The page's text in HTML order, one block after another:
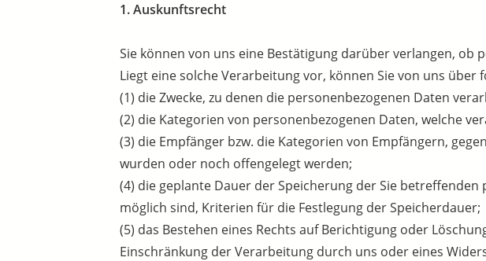
1. Auskunftsrecht
Sie können von uns eine Bestätigung darüber verlangen,
Liegt eine solche Verarbeitung vor, können Sie von uns
(1) die Zwecke, zu denen die personenbezogenen Daten
(2) die Kategorien von personenbezogenen Daten, welche
(3) die Empfänger bzw. die Kategorien von Empfängern,
wurden oder noch offengelegt werden;
(4) die geplante Dauer der Speicherung der Sie
möglich sind, Kriterien für die Festlegung der Speicherdauer;
(5) das Bestehen eines Rechts auf Berichtigung oder
Einschränkung der Verarbeitung durch uns oder eines